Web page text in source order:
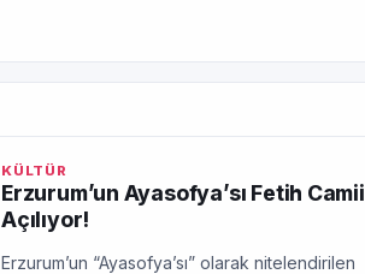
KÜLTÜR
Erzurum’un Ayasofya’sı Fetih Camii
Açılıyor!
Erzurum’un “Ayasofya’sı” olarak nitelendirilen